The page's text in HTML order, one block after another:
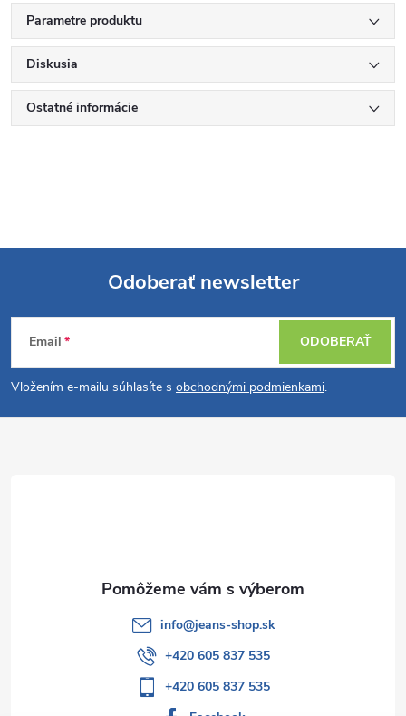
Parametre produktu
Diskusia
Ostatné informácie
Z
á
p
Odoberať newsletter
Email
Vložením e-mailu súhlasíte s obchodnými podmienkami.
ODOBERAŤ
info@jeans-shop.sk
+420 605 837 535
+420 605 837 535